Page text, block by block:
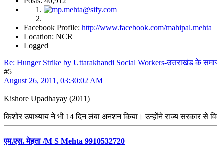
Facebook Profile: http://www.facebook.com/mahipal.mehta
Location: NCR
Logged
Re: Hunger Strike by Uttarakhandi Social Workers-उत्तराखंड के
#5
August 26, 2011, 03:30:02 AM
Kishore Upadhayay (2011)
किशोर उपाध्याय ने भी 14 दिन लंबा अनशन किया। उन्होंने राज्य सरकार से
एम.एस. मेहता /M S Mehta 9910532720